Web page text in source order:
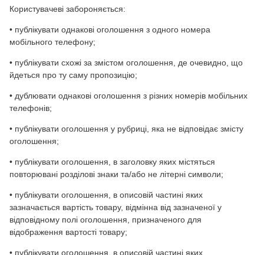
Користувачеві забороняється:
• публікувати однакові оголошення з одного номера
мобільного телефону;
• публікувати схожі за змістом оголошення, де очевидно, що
йдеться про ту саму пропозицію;
• дублювати однакові оголошення з різних номерів мобільних
телефонів;
• публікувати оголошення у рубриці, яка не відповідає змісту
оголошення;
• публікувати оголошення, в заголовку яких містяться
повторювані розділові знаки та/або не літерні символи;
• публікувати оголошення, в описовій частині яких
зазначається вартість товару, відмінна від зазначеної у
відповідному полі оголошення, призначеного для
відображення вартості товару;
• публікувати оголошення, в описовій частині яких